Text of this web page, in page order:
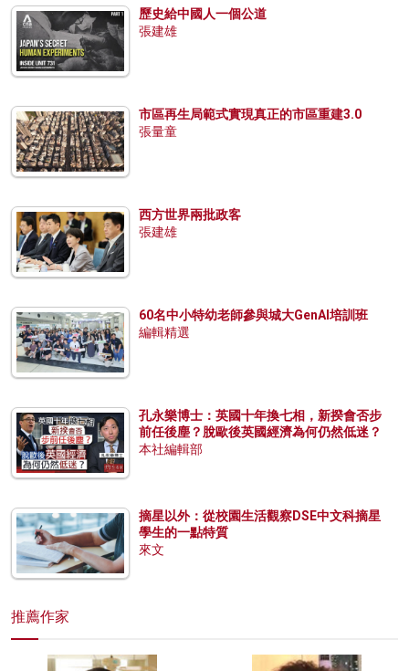
歷史給中國人一個公道
張建雄
市區再生局範式實現真正的市區重建3.0
張量童
西方世界兩批政客
張建雄
60名中小特幼老師參與城大GenAI培訓班
編輯精選
孔永樂博士：英國十年換七相，新揆會否步
前任後塵？脫歐後英國經濟為何仍然低迷？
本社編輯部
摘星以外：從校園生活觀察DSE中文科摘星
學生的一點特質
來文
推薦作家